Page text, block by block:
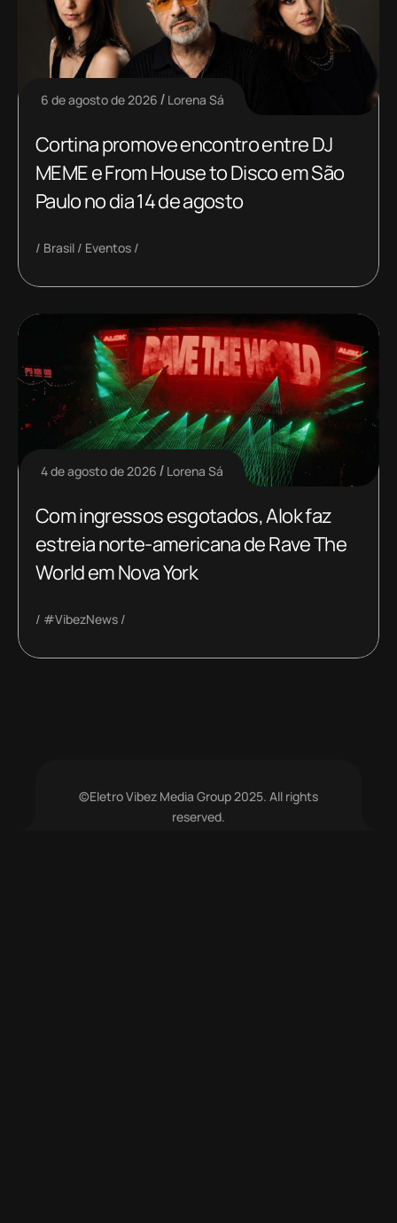
6 de agosto de 2026 Lorena Sá
Cortina promove encontro entre DJ
MEME e From House to Disco em São
Paulo no dia 14 de agosto
Brasil Eventos
4 de agosto de 2026 Lorena Sá
Com ingressos esgotados, Alok faz
estreia norte-americana de Rave The
World em Nova York
#VibezNews
©Eletro Vibez Media Group 2025. All rights
reserved.